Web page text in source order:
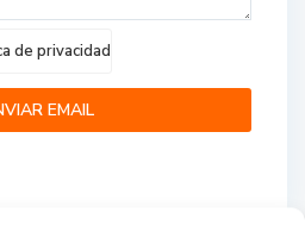
de privacidad